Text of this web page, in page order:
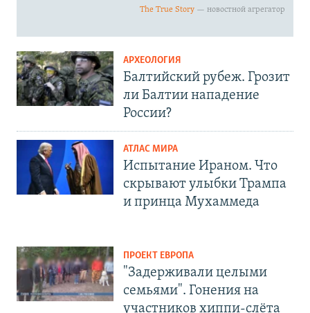
АРХЕОЛОГИЯ
Балтийский рубеж. Грозит
ли Балтии нападение
России?
АТЛАС МИРА
Испытание Ираном. Что
скрывают улыбки Трампа
и принца Мухаммеда
ПРОЕКТ ЕВРОПА
"Задерживали целыми
семьями". Гонения на
участников хиппи-слёта